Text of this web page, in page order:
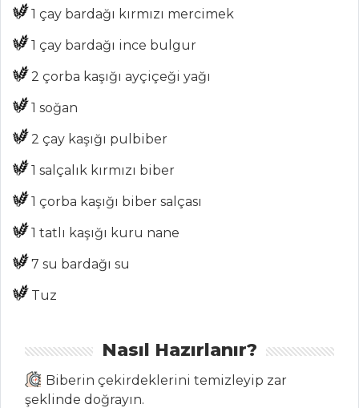
Tüm
Kategoriler
PILAV VE
MAKARNA
Uşak Tarhanalı
DÖVME PİLAV
ROKA
YAPRAĞINDA
MAKARNA
Pilav ve Makarna
HAMUR İŞLERI
1 çay bardağı kırmızı mercimek
1 çay bardağı ince bulgur
2 çorba kaşığı ayçiçeği yağı
1 soğan
2 çay kaşığı pulbiber
1 salçalık kırmızı biber
1 çorba kaşığı biber salçası
1 tatlı kaşığı kuru nane
7 su bardağı su
Tuz
Nasıl Hazırlanır?
Biberin çekirdeklerini temizleyip zar
şeklinde doğrayın.